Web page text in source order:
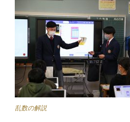
乱数の解説